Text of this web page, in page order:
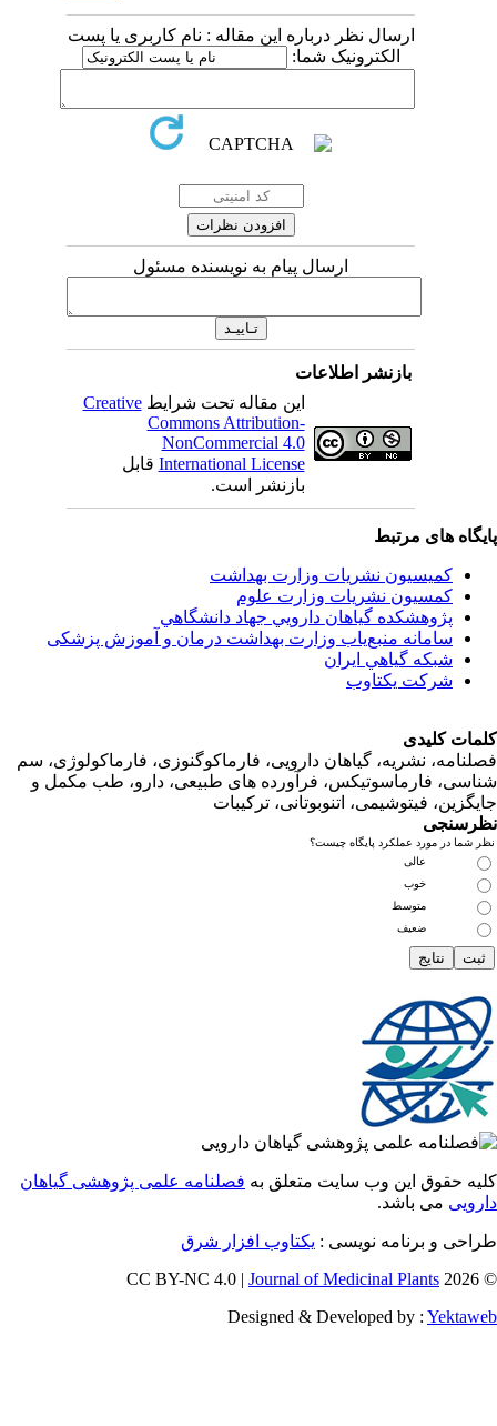
ارسال نظر درباره این مقاله : نام کاربری یا پست
الکترونیک شما:
ارسال پیام به نویسنده مسئول
بازنشر اطلاعات
این مقاله تحت شرایط Creative
Commons Attribution-
NonCommercial 4.0
International Licenseقابل
بازنشر است.
های مرتبط
کمیسیون نشریات وزارت بهداشت
کمسیون نشریات وزارت علوم
پژوهشكده گياهان دارويي جهاد دانشگاهي
سامانه منبع‌ياب وزارت بهداشت درمان و آموزش پزشکی
شبكه گياهي ايران
شرکت یکتاوب
کلیدی
نشریه، گیاهان دارویی، فارماکوگنوزی، فارماکولوژی، سم
فارماسوتیکس، فرآورده های طبیعی، دارو، طب مکمل و
فیتوشیمی، اتنوبوتانی، ترکیبات
در مورد عملکرد پایگاه چیست؟
متوسط
ضعیف
حقوق این وب سایت متعلق بهفصلنامه علمی پژوهشی گیاهان
می باشد.
و برنامه نویسی :یکتاوب افزار شرق
Journal of Medicinal Plants
Designed & Developed by :